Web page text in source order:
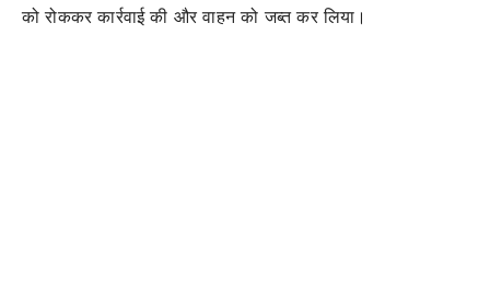
को रोककर कार्रवाई की और वाहन को जब्त कर लिया।